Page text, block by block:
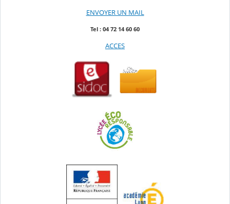
ENVOYER UN MAIL
Tel : 04 72 14 60 60
ACCES